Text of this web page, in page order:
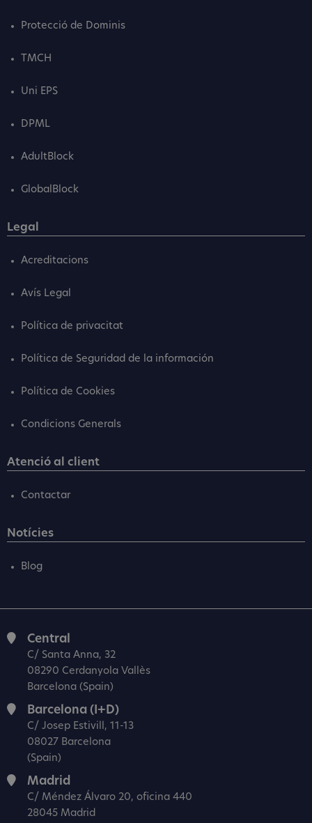
Protecció de Dominis
TMCH
Uni EPS
DPML
AdultBlock
GlobalBlock
Legal
Acreditacions
Avís Legal
Política de privacitat
Política de Seguridad de la información
Política de Cookies
Condicions Generals
Atenció al client
Contactar
Notícies
Blog
Central
C/ Santa Anna, 32
08290 Cerdanyola Vallès
Barcelona (Spain)
Barcelona (I+D)
C/ Josep Estivill, 11-13
08027 Barcelona
(Spain)
Madrid
C/ Méndez Álvaro 20, oficina 440
28045 Madrid